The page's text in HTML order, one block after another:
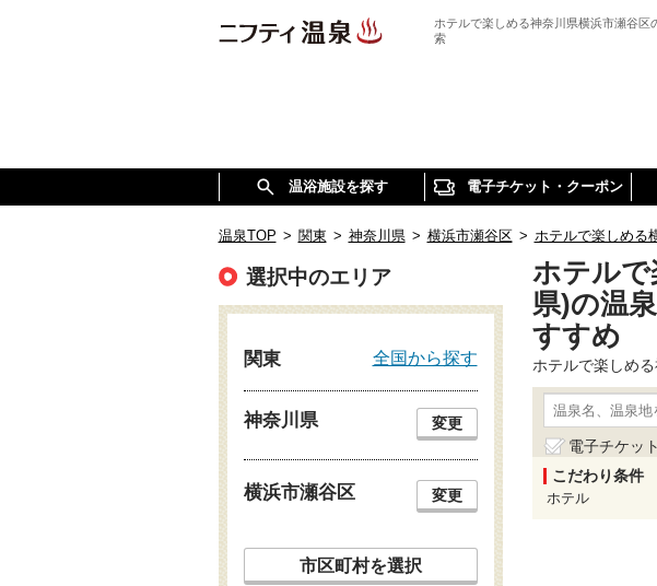
ホテルで楽しめる神奈川県横浜市瀬谷
索
温浴施設を探す 電子チケット・クーポン
温泉TOP > 関東 > 神奈川県 > 横浜市瀬谷区 > ホテルで楽しめる
ホテルで
県)の温
すすめ
ホテルで楽しめ
電子チケッ
こだわり条件
ホテル
選択中のエリア
関東 全国から探す
神奈川県 変更
横浜市瀬谷区 変更
市区町村を選択